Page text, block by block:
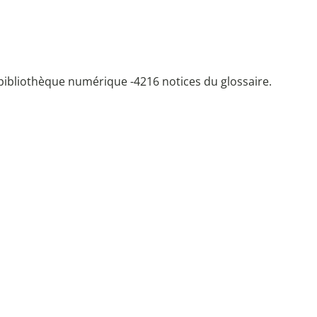
numérique -4216 notices du glossaire.